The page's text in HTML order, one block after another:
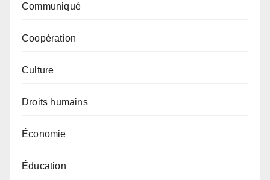
Communiqué
Coopération
Culture
Droits humains
Économie
Éducation